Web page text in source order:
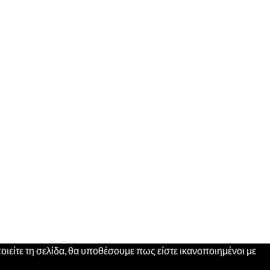
τη σελίδα, θα υποθέσουμε πως είστε ικανοποιημένοι με